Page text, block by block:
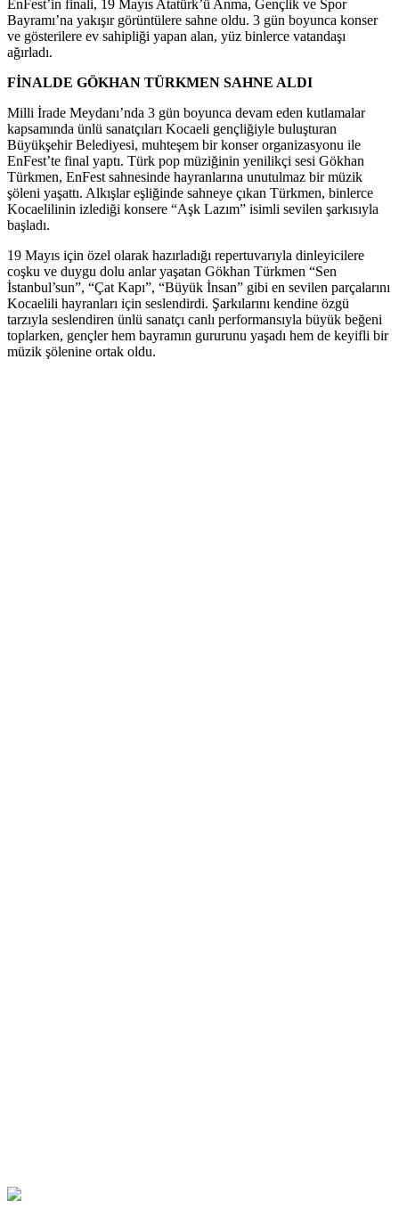
EnFest’in finali, 19 Mayıs Atatürk’ü Anma, Gençlik ve Spor
Bayramı’na yakışır görüntülere sahne oldu. 3 gün boyunca konser
ve gösterilere ev sahipliği yapan alan, yüz binlerce vatandaşı
ağırladı.
FİNALDE GÖKHAN TÜRKMEN SAHNE ALDI
Milli İrade Meydanı’nda 3 gün boyunca devam eden kutlamalar
kapsamında ünlü sanatçıları Kocaeli gençliğiyle buluşturan
Büyükşehir Belediyesi, muhteşem bir konser organizasyonu ile
EnFest’te final yaptı. Türk pop müziğinin yenilikçi sesi Gökhan
Türkmen, EnFest sahnesinde hayranlarına unutulmaz bir müzik
şöleni yaşattı. Alkışlar eşliğinde sahneye çıkan Türkmen, binlerce
Kocaelilinin izlediği konsere “Aşk Lazım” isimli sevilen şarkısıyla
başladı.
19 Mayıs için özel olarak hazırladığı repertuvarıyla dinleyicilere
coşku ve duygu dolu anlar yaşatan Gökhan Türkmen “Sen
İstanbul’sun”, “Çat Kapı”, “Büyük İnsan” gibi en sevilen parçalarını
Kocaelili hayranları için seslendirdi. Şarkılarını kendine özgü
tarzıyla seslendiren ünlü sanatçı canlı performansıyla büyük beğeni
toplarken, gençler hem bayramın gururunu yaşadı hem de keyifli bir
müzik şölenine ortak oldu.